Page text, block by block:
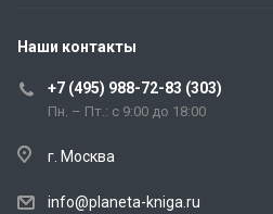
Наши контакты
+7 (495) 988-72-83 (303)
Пн. – Пт.: с 9:00 до 18:00
г. Москва
info@planeta-kniga.ru